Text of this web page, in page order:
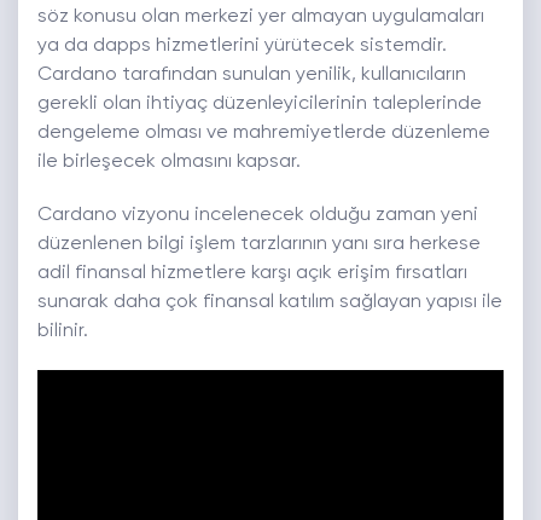
söz konusu olan merkezi yer almayan uygulamaları
ya da dapps hizmetlerini yürütecek sistemdir.
Cardano tarafından sunulan yenilik, kullanıcıların
gerekli olan ihtiyaç düzenleyicilerinin taleplerinde
dengeleme olması ve mahremiyetlerde düzenleme
ile birleşecek olmasını kapsar.
Cardano vizyonu incelenecek olduğu zaman yeni
düzenlenen bilgi işlem tarzlarının yanı sıra herkese
adil finansal hizmetlere karşı açık erişim fırsatları
sunarak daha çok finansal katılım sağlayan yapısı ile
bilinir.